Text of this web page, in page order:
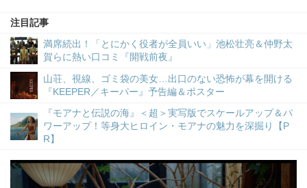
注目記事
満席続出！「とにかく役者が全員いい」池松壮亮＆仲野太
賀らに熱い口コミ『開戦前夜』
山荘、視線、ゴミ袋の美女…出口のない恐怖が幕を開ける
『KEEPER／キーパー』予告編＆ポスター
『モアナと伝説の海』＜超＞実写版でスケールアップ＆パ
ワーアップ！等身大ヒロイン・モアナの魅力を深掘り【P
R】